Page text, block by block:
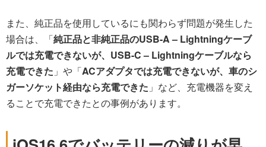
また、純正品を使用しているにも関わらず問題が発生した
場合は、「純正品と非純正品のUSB-A – Lightningケーブ
ルでは充電できないが、USB-C – Lightningケーブルなら
充電できた 」や「ACアダプタでは充電できないが、車のシ
ガーソケット経由なら充電できた 」など、充電機器を変え
ることで充電できたとの事例があります。